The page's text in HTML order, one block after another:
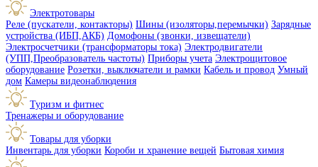
Электротовары
Реле (пускатели, контакторы) Шины (изоляторы,перемычки) Зарядные
устройства (ИБП,АКБ) Домофоны (звонки, извещатели)
Электросчетчики (трансформаторы тока) Электродвигатели
(УПП,Преобразователь частоты) Приборы учета Электрощитовое
оборудование Розетки, выключатели и рамки Кабель и провод Умный
дом Камеры видеонаблюдения
Туризм и фитнес
Тренажеры и оборудование
Товары для уборки
Инвентарь для уборки Короби и хранение вещей Бытовая химия